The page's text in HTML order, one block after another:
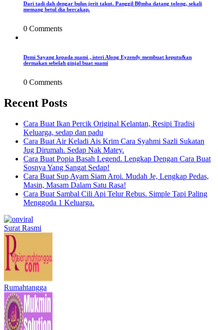
Dari tadi dah dengar bulus jerit takut. Panggil B0mba datang tolong, sekali
memang betul dia bercakap.
0 Comments
Demi Sayang kepada suami , isteri Along Eyzendy membuat keputu&an
dermakan sebelah ginjal buat suami
0 Comments
Recent Posts
Cara Buat Ikan Percik Original Kelantan, Resipi Tradisi
Keluarga, sedap dan padu
Cara Buat Air Keladi Ais Krim Cara Syahmi Sazli Sukatan
Jug Dirumah. Sedap Nak Matey.
Cara Buat Popia Basah Legend. Lengkap Dengan Cara Buat
Sosnya Yang Sangat Sedap!
Cara Buat Sup Ayam Siam Aroi. Mudah Je, Lengkap Pedas,
Masin, Masam Dalam Satu Rasa!
Cara Buat Sambal Cili Api Telur Rebus. Simple Tapi Paling
Menggoda 1 Keluarga.
Surat Rasmi
Rumahtangga